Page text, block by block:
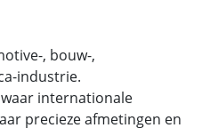
, bouw-,
industrie.
internationale
precieze afmetingen en